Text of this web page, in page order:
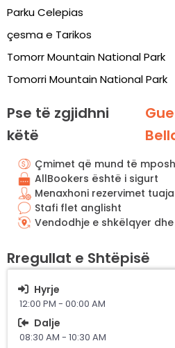
Parku Celepias
çesma e Tarikos
Tomorr Mountain National Park
Tomorri Mountain National Park
Pse të zgjidhni
këtë
Çmimet që mund të
AllBookers është i sigurt
Menaxhoni rezervimet
Stafi flet anglisht
Vendodhje e shkëlqyer
Rregullat e Shtëpisë
Hyrje
12:00 PM - 00:00 AM
Dalje
08:30 AM - 10:30 AM